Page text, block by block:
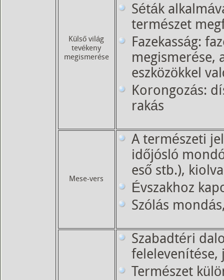
Külső világ
tevékeny
megismerése
Séták
természet
Fazekasság:
megismerése,
eszközökkel
Korongozás:
rakás
Mese-vers
A természeti
időjósló
eső stb.),
Évszakhoz
Szólás
Szabadtéri
felelevenítése,
Természet